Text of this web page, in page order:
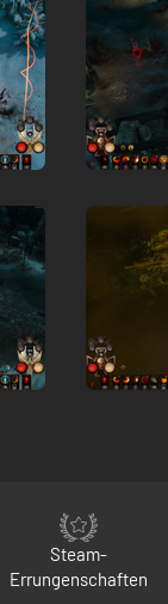
Steam-
Errungenschaften